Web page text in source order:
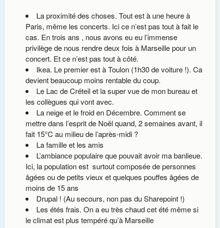
La proximité des choses. Tout est à une heure à
Paris, même les concerts. Ici ce n’est pas tout à fait le
cas. En trois ans , nous avons eu eu l’immense
privilège de nous rendre deux fois à Marseille pour un
concert. Et ce n’est pas tout à côté.
Ikea. Le premier est à Toulon (1h30 de voiture !). Ca
devient beaucoup moins rentable du coup.
Le Lac de Créteil et la super vue de mon bureau et
les collègues qui vont avec.
La neige et le froid en Décembre. Comment se
mettre dans l’esprit de Noël quand, 2 semaines avant, il
fait 15°C au milieu de l’après-midi ?
La famille et les amis
L’ambiance populaire que pouvait avoir ma banlieue.
Ici, la population est surtout composée de personnes
âgées ou de petits vieux et quelques pouffes âgées de
moins de 15 ans
Drupal ! (Au secours, non pas du Sharepoint !)
Les étés frais. On a eu très chaud cet été même si
le climat est plus tempéré qu’à Marseille